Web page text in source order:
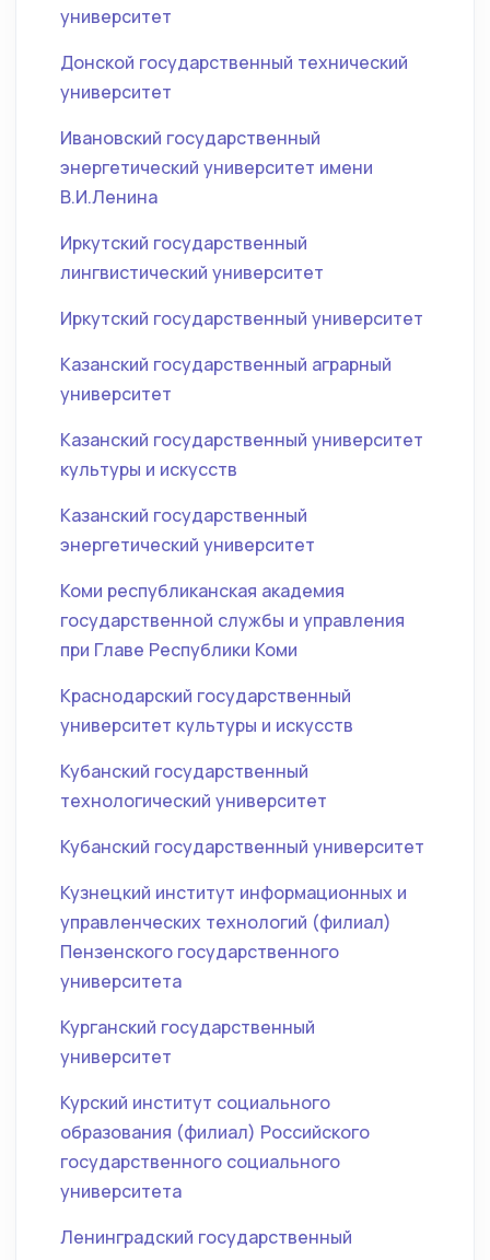
университет
Донской государственный технический
университет
Ивановский государственный
энергетический университет имени
В.И.Ленина
Иркутский государственный
лингвистический университет
Иркутский государственный университет
Казанский государственный аграрный
университет
Казанский государственный университет
культуры и искусств
Казанский государственный
энергетический университет
Коми республиканская академия
государственной службы и управления
при Главе Республики Коми
Краснодарский государственный
университет культуры и искусств
Кубанский государственный
технологический университет
Кубанский государственный университет
Кузнецкий институт информационных и
управленческих технологий (филиал)
Пензенского государственного
университета
Курганский государственный
университет
Курский институт социального
образования (филиал) Российского
государственного социального
университета
Ленинградский государственный